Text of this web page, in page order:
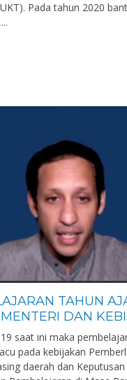
Pada tahun 2020
TAHUN
DAN
saat ini maka
pada kebijakan
daerah dan